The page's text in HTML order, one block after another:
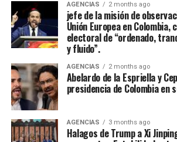
AGENCIAS 2 months ago
jefe de la misión de
Unión Europea en
electoral de “ordenado,
y fluido”.
AGENCIAS 2 months ago
Abelardo de la Espriella y
presidencia de Colombia en
AGENCIAS 3 months ago
Halagos de Trump a Xi